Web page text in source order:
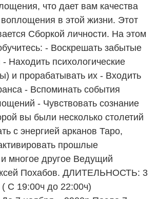
что дает вам качества
воплощения в этой жизни. Этот
Сборкой личности. На этом
- Воскрешать забытые
Находить психологические
и прорабатывать их - Входить
- Вспоминать события
- Чувствовать сознание
вы были несколько столетий
с энергией арканов Таро,
прошлые
многое другое Ведущий
Похабов. ДЛИТЕЛЬНОСТЬ: 3
С 19:00ч до 22:00ч)